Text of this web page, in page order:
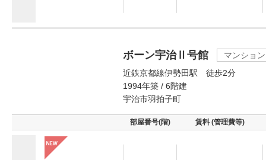
ボーン宇治Ⅱ号館
マンション
近鉄京都線伊勢田駅 徒歩2分
1994年築 / 6階建
宇治市羽拍子町
部屋番号(階) 賃料 (管理費等)